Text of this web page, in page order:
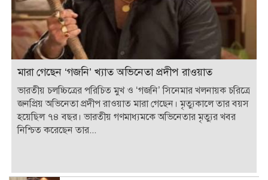
মারা গেছেন ‘গজনি’ খ্যাত অভিনেতা প্রদীপ রাওয়াত
ভারতীয় চলচ্চিত্রের পরিচিত মুখ ও ‘গজনি’ সিনেমার খলনায়ক চরিত্রে
জনপ্রিয় অভিনেতা প্রদীপ রাওয়াত মারা গেছেন। মৃত্যুকালে তার বয়স
হয়েছিল ৭৪ বছর। ভারতীয় গণমাধ্যমকে অভিনেতার মৃত্যুর খবর
নিশ্চিত করেছেন তার...